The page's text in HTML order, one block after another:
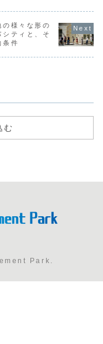
の様々な形の
シティと、そ
条件
む
Park.